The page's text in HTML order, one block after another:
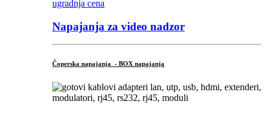
Napajanja za video nadzor
Čoperska napajanja - BOX napajanja